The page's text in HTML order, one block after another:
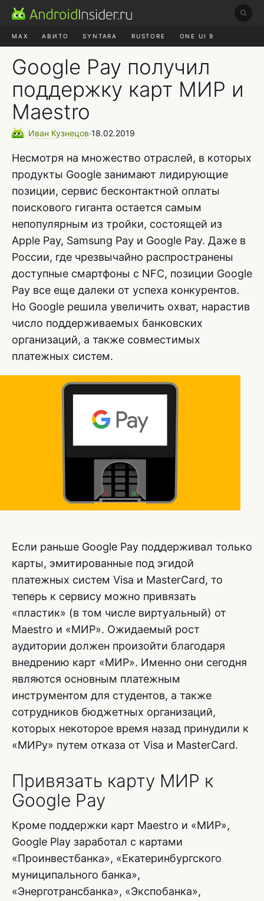
MAX АВИТО SYNTARA RUSTORE ONE UI 9
Google Pay получил
поддержку карт МИР и
Maestro
Иван Кузнецов∙18.02.2019
Несмотря на множество отраслей, в которых
продукты Google занимают лидирующие
позиции, сервис бесконтактной оплаты
поискового гиганта остается самым
непопулярным из тройки, состоящей из
Apple Pay, Samsung Pay и Google Pay. Даже в
России, где чрезвычайно распространены
доступные смартфоны с NFC, позиции Google
Pay все еще далеки от успеха конкурентов.
Но Google решила увеличить охват, нарастив
число поддерживаемых банковских
организаций, а также совместимых
платежных систем.
Если раньше Google Pay поддерживал только
карты, эмитированные под эгидой
платежных систем Visa и MasterCard, то
теперь к сервису можно привязать
«пластик» (в том числе виртуальный) от
Maestro и «МИР». Ожидаемый рост
аудитории должен произойти благодаря
внедрению карт «МИР». Именно они сегодня
являются основным платежным
инструментом для студентов, а также
сотрудников бюджетных организаций,
которых некоторое время назад принудили к
«МИРу» путем отказа от Visa и MasterCard.
Привязать карту МИР к
Google Pay
Кроме поддержки карт Maestro и «МИР»,
Google Play заработал с картами
«Проинвестбанка», «Екатеринбургского
муниципального банка»,
«Энерготрансбанка», «Экспобанка»,